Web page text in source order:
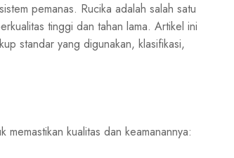
pemanas. Rucika adalah salah satu
tinggi dan tahan lama. Artikel ini
standar yang digunakan, klasifikasi,
kualitas dan keamanannya: